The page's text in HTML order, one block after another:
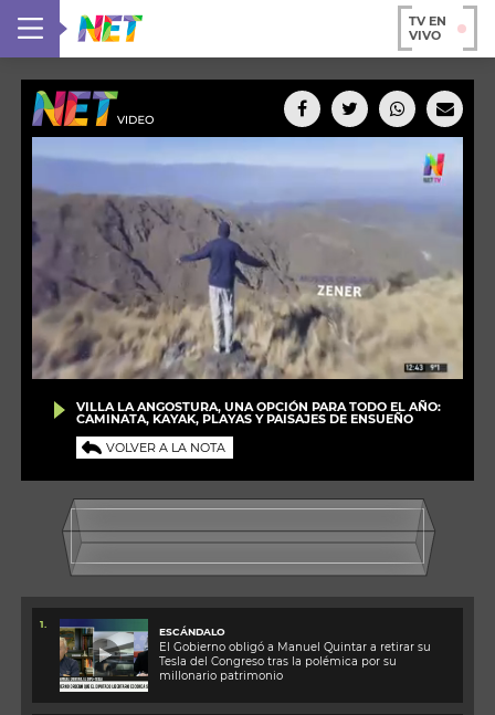
TV EN
VIVO
VILLA LA ANGOSTURA, UNA OPCIÓN PARA TODO EL AÑO:
CAMINATA, KAYAK, PLAYAS Y PAISAJES DE ENSUEÑO
VOLVER A LA NOTA
1.
ESCÁNDALO
El Gobierno obligó a Manuel Quintar a retirar su
Tesla del Congreso tras la polémica por su
millonario patrimonio